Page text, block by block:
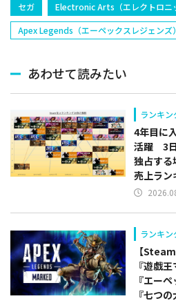
セガ
Electronic Arts（エレクトロニ
Apex Legends（エーペックスレジェンズ）
あわせて読みたい
ランキン
4年目に
活躍 3日
独占す
売上ラン
ランキン
【
『遊戯
『エー
『七つ